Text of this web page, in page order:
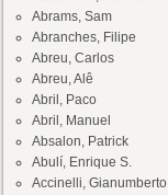
Abrams, Sam
Abranches, Filipe
Abreu, Carlos
Abreu, Alê
Abril, Paco
Abril, Manuel
Absalon, Patrick
Abulí, Enrique S.
Accinelli, Gianumberto